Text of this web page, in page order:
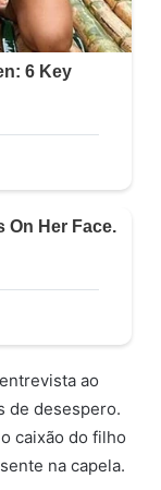
ao
de desespero.
caixão do filho
na capela.